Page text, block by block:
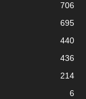
706
695
440
436
214
6